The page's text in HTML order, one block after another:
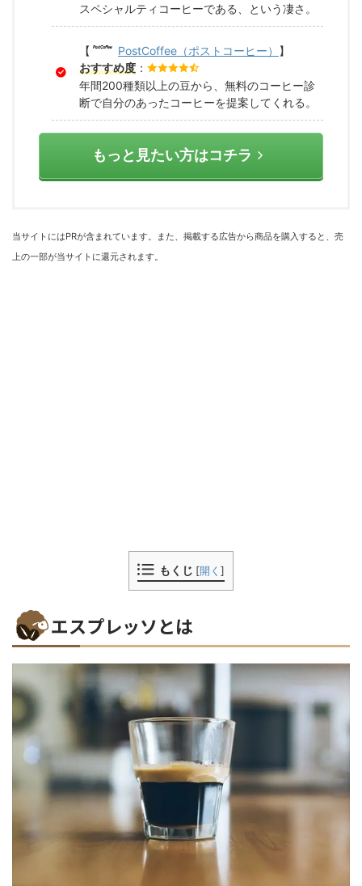
スペシャルティコーヒーである、という凄さ。
【 PostCoffee（ポストコーヒー）
】
おすすめ度 ：
年間200種類以上の豆から、無料のコーヒー診
断で自分のあったコーヒーを提案してくれる。
もっと見たい方はコチラ
当サイトにはPRが含まれています。また、掲載する広告から商品を購入すると、売
上の一部が当サイトに還元されます。
もくじ [開く ]
エスプレッソとは